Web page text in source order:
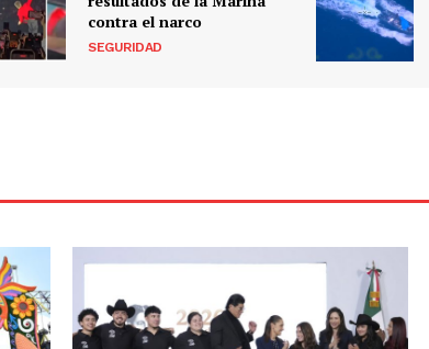
contra el narco
SEGURIDAD